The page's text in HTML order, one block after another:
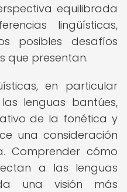
equilibrada
lingüísticas,
posibles desafíos
que presentan.
en particular
lenguas bantúes,
de la fonética y
una consideración
Comprender cómo
a las lenguas
una visión más